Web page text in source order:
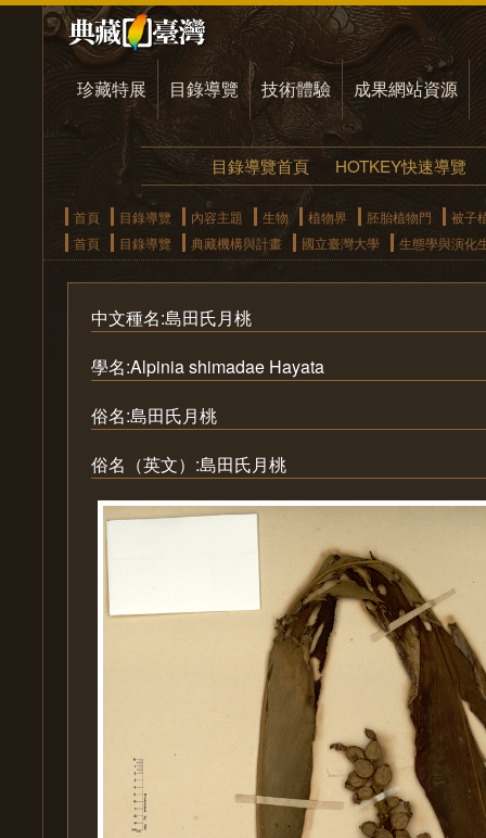
珍藏特展 目錄導覽 技術體驗 成果網站資源
目錄導覽首頁 HOTKEY快速導覽
首頁 目錄導覽 內容主題 生物 植物界 胚胎植物門
被子
首頁
目錄導覽 典藏機構與計畫 國立臺灣大學 生態學與演化
中文種名:島田氏月桃
學名:Alpinia shimadae Hayata
俗名:島田氏月桃
俗名（英文）:島田氏月桃